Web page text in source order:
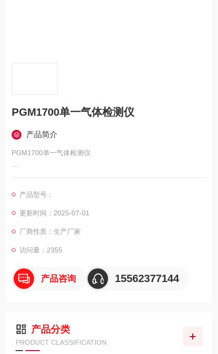
PGM1700单一气体检测仪
产品简介
PGM1700单一气体检测仪
买设备，买仪器，做采购不用东奔西跑，来.济宁科尔奇机.设备公
PGM1700单一气体检测仪
PGM-1700
济宁科尔奇公司已成为华瑞华南区授权代理商，售前销售平台，
售后服务支持点。
PGM-2400四合一气体
产品型号：
更新时间：2025-07-01
厂商性质：生产厂家
访问量：2355
产品咨询 15562377144
产品分类
PRODUCT CLASSIFICATION